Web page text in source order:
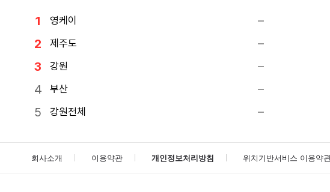
영케이
제주도
강원
부산
강원전체
회사소개 이용약관 개인정보처리방침 위치기반서비스 이용약